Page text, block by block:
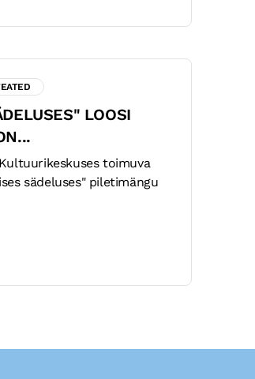
LOOSI
Kultuurikeskuses toimuva
sädeluses" piletimängu